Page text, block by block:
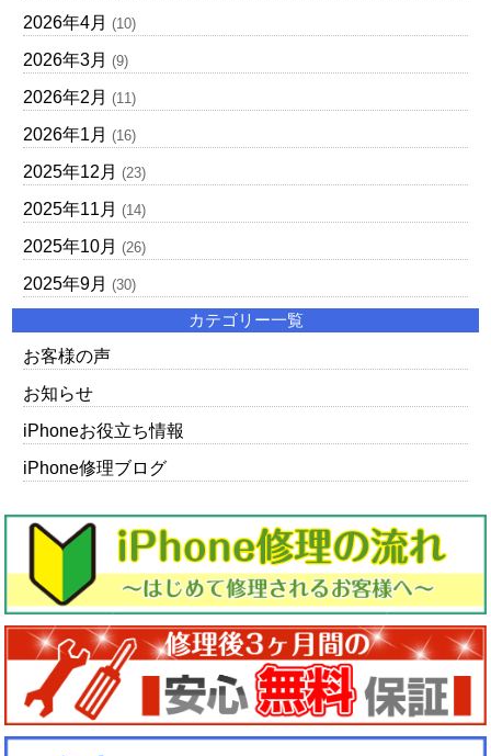
2026年4月 (10)
2026年3月 (9)
2026年2月 (11)
2026年1月 (16)
2025年12月 (23)
2025年11月 (14)
2025年10月 (26)
2025年9月 (30)
カテゴリー一覧
お客様の声
お知らせ
iPhoneお役立ち情報
iPhone修理ブログ